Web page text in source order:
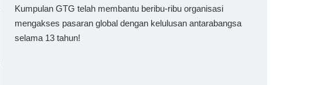
Kumpulan GTG telah membantu beribu-ribu organisasi
mengakses pasaran global dengan kelulusan antarabangsa
selama 13 tahun!